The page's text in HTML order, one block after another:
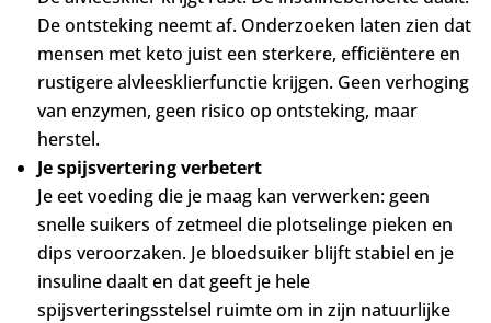
De ontsteking neemt af. Onderzoeken laten zien dat
mensen met keto juist een sterkere, efficiëntere en
rustigere alvleesklierfunctie krijgen. Geen verhoging
van enzymen, geen risico op ontsteking, maar
herstel.
Je spijsvertering verbetert
Je eet voeding die je maag kan verwerken: geen
snelle suikers of zetmeel die plotselinge pieken en
dips veroorzaken. Je bloedsuiker blijft stabiel en je
insuline daalt en dat geeft je hele
spijsverteringsstelsel ruimte om in zijn natuurlijke